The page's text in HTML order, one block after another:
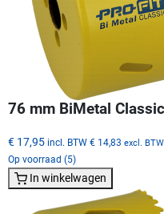
76 mm BiMetal
€ 17,95 incl. BTW € 14,83 excl. BTW
Op voorraad (5)
In winkelwagen